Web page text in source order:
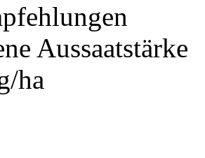
Aussaatstärke
ha